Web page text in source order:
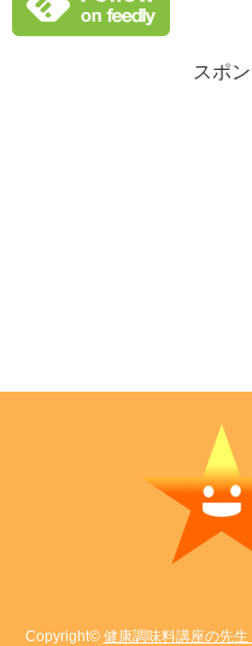
スポ
Copyright© 健康調味料講座の先